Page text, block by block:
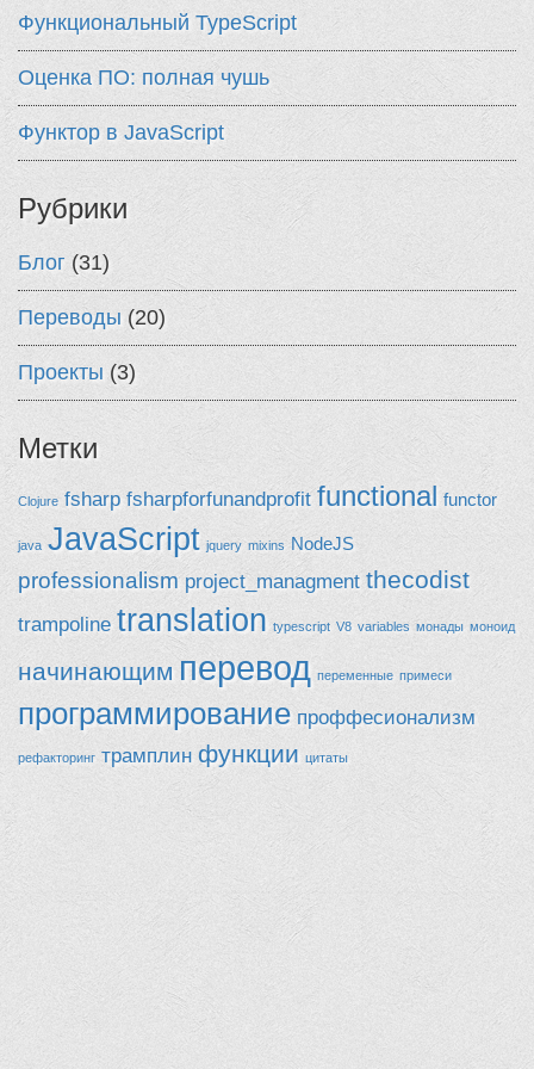
Функциональный TypeScript
Оценка ПО: полная чушь
Функтор в JavaScript
Рубрики
Блог (31)
Переводы (20)
Проекты (3)
Метки
Clojure fsharp fsharpforfunandprofit functional functor
java JavaScript jquery mixins NodeJS
professionalism project_managment thecodist
trampoline translation typescript V8 variables монады моноид
начинающим перевод переменные примеси
программирование проффесионализм
рефакторинг трамплин функции цитаты